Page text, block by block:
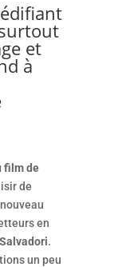
surtout
et
à
film de
de
en
.
un peu